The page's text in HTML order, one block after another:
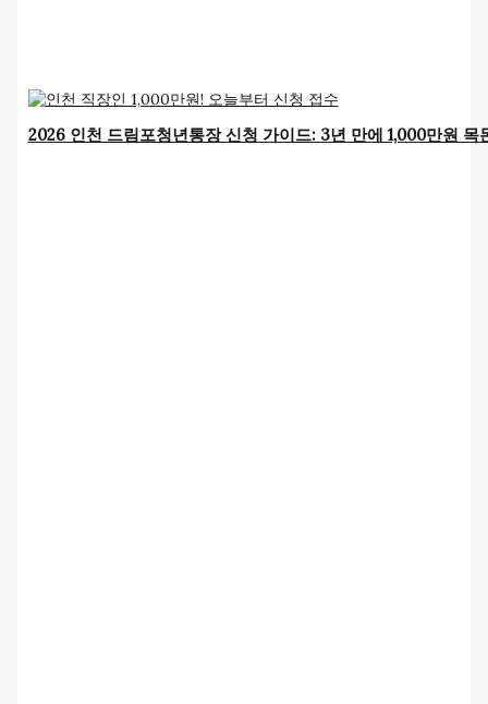
2026 인천 드림포청년통장 신청 가이드: 3년 만에 1,000만원 목